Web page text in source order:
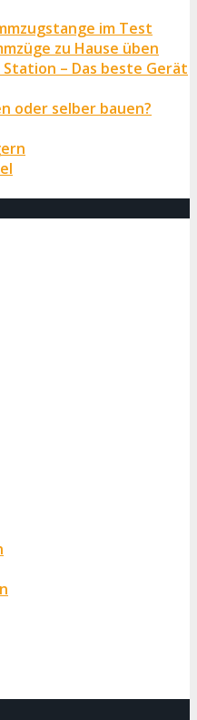
im Test
zu Hause üben
Station – Das beste Gerät
oder selber bauen?